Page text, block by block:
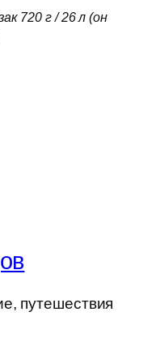
720 г / 26 л (он
путешествия